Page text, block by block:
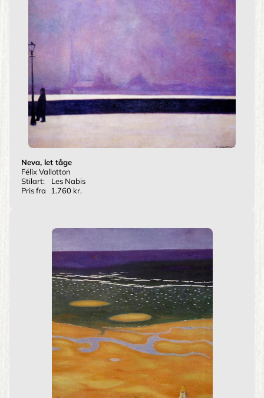
Neva, let tåge
Félix Vallotton
Stilart:
Les Nabis
Pris fra
1.760 kr.